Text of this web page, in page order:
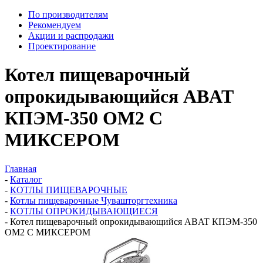
По производителям
Рекомендуем
Акции и распродажи
Проектирование
Котел пищеварочный
опрокидывающийся ABAT
КПЭМ-350 ОМ2 С
МИКСЕРОМ
Главная
- Каталог
- КОТЛЫ ПИЩЕВАРОЧНЫЕ
- Котлы пищеварочные Чувашторгтехника
- КОТЛЫ ОПРОКИДЫВАЮЩИЕСЯ
- Котел пищеварочный опрокидывающийся ABAT КПЭМ-350
ОМ2 С МИКСЕРОМ